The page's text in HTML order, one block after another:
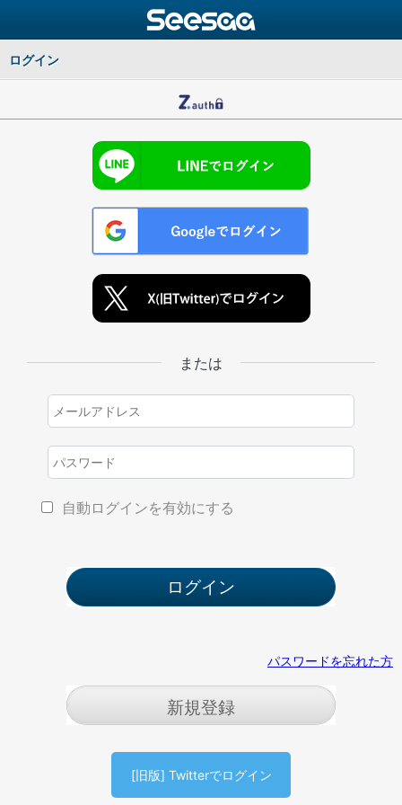
ログイン
または
自動ログインを有効にする
パスワードを忘れた方
新規登録
[旧版] Twitterでログイン